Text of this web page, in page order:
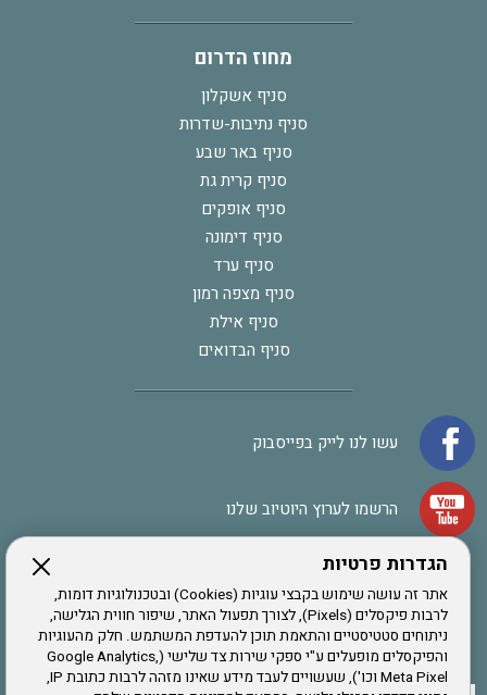
הגדרות פרטיות
אתר זה עושה שימוש בקבצי עוגיות (Cookies) ובטכנולוגיות דומות,
לרבות פיקסלים (Pixels), לצורך תפעול האתר, שיפור חווית הגלישה,
ניתוחים סטטיסטיים והתאמת תוכן להעדפת המשתמש. חלק מהעוגיות
והפיקסלים מופעלים ע"י ספקי שירות צד שלישי (Google Analytics,
Meta Pixel וכו'), שעשויים לעבד מידע שאינו מזהה לרבות כתובת IP,
מחוז הדרום
סניף אשקלון
סניף נתיבות-שדרות
סניף באר שבע
סניף קרית גת
סניף אופקים
סניף דימונה
סניף ערד
סניף מצפה רמון
סניף אילת
סניף הבדואים
עשו לנו לייק בפייסבוק
הרשמו לערוץ היוטיוב שלנו
אתר צה"ל